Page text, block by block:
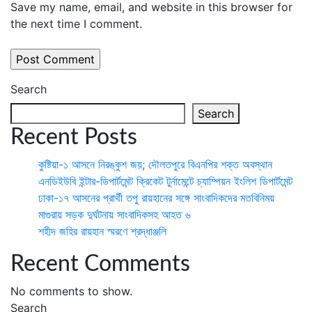
Save my name, email, and website in this browser for
the next time I comment.
Search
Search
Recent Posts
কুষ্টিয়া-১ আসনে নিরঙ্কুশ জয়; দৌলতপুরে বিএনপির শক্ত অবস্থান
এনডিইউবি ইন্টার-ডিপার্টমেন্ট ক্রিকেট টুর্নামেন্টে চ্যাম্পিয়ন ইংলিশ ডিপার্টমেন্ট
ঢাকা-১৭ আসনের প্রার্থী তপু রায়হানের সঙ্গে সাংবাদিকদের মতবিনিময়
মাগুরায় সড়ক দুর্ঘটনায় সাংবাদিকসহ আহত ৬
শহীদ জহির রায়হান স্মরণে শ্রদ্ধাঞ্জলি
Recent Comments
No comments to show.
Search